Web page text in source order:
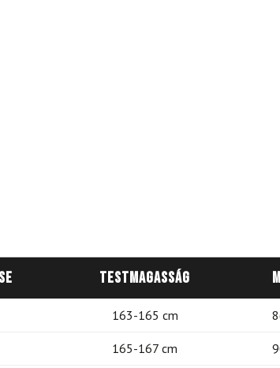
Testmagasság
163-165 cm
165-167 cm